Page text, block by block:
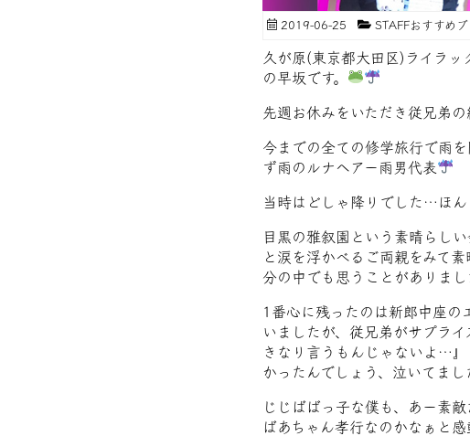
2019-06-25 STAFFおすすめ
久が原(東京都大田区)ライラッ
の早坂です。
先週お休みをいただき従兄弟
今までの全ての修学旅行で雨
ず雨のルナヘアー雨男代表
当時はどしゃ降りでした…ほん
目黒の雅叙園という素晴らし
と涙を浮かべるご両親をみて
分の中でも思うことがありまし
1番心に残ったのは新郎中座の
いましたが、従兄弟がサプラ
きなり言うもんじゃないよ…
かったんでしょう、泣いてまし
じじばばっ子な僕も、あー素
ばあちゃん孝行なのかなぁと感